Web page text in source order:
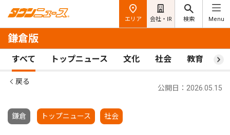
エリア 会社・IR 検索 Menu
鎌倉版
すべて トップニュース 文化 社会 教育 ス
戻る
鎌倉 トップニュース 社会
公開日：2026.05.15